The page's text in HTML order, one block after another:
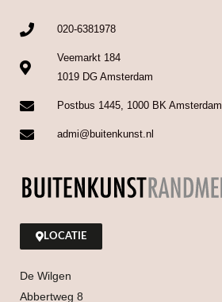
020-6381978
Veemarkt 184
1019 DG Amsterdam
Postbus 1445, 1000 BK Amsterdam
admi@buitenkunst.nl
LOCATIE
De Wilgen
Abbertweg 8